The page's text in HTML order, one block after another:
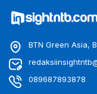
BTN Green Asia,
089687893878